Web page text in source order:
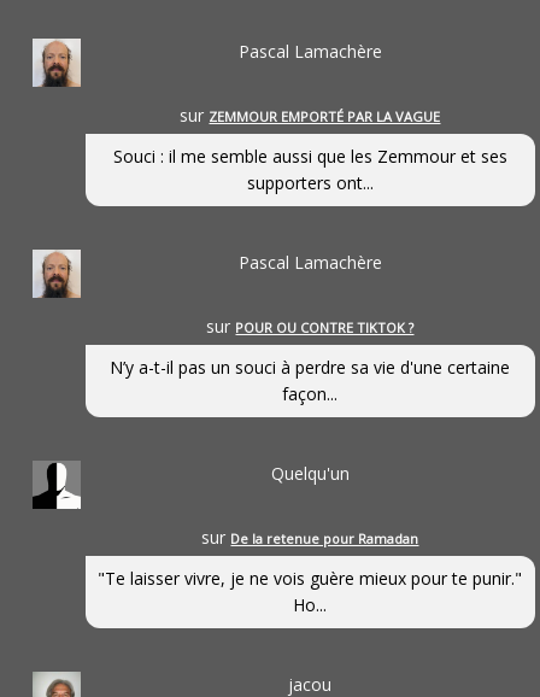
Pascal Lamachère
sur ZEMMOUR EMPORTÉ PAR LA VAGUE
Souci : il me semble aussi que les Zemmour et ses
supporters ont...
Pascal Lamachère
sur POUR OU CONTRE TIKTOK ?
N’y a-t-il pas un souci à perdre sa vie d'une certaine
façon...
Quelqu'un
sur De la retenue pour Ramadan
"Te laisser vivre, je ne vois guère mieux pour te punir."
Ho...
jacou